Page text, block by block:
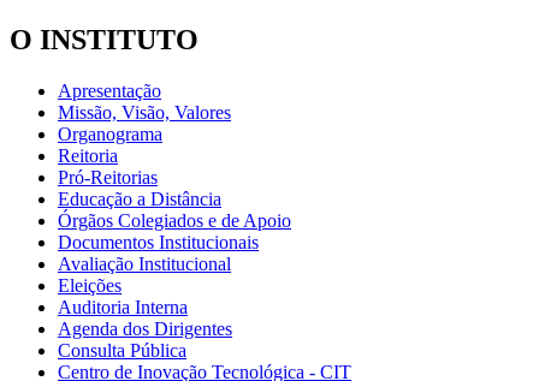
O INSTITUTO
Apresentação
Missão, Visão, Valores
Organograma
Reitoria
Pró-Reitorias
Educação a Distância
Órgãos Colegiados e de Apoio
Documentos Institucionais
Avaliação Institucional
Eleições
Auditoria Interna
Agenda dos Dirigentes
Consulta Pública
Centro de Inovação Tecnológica - CIT